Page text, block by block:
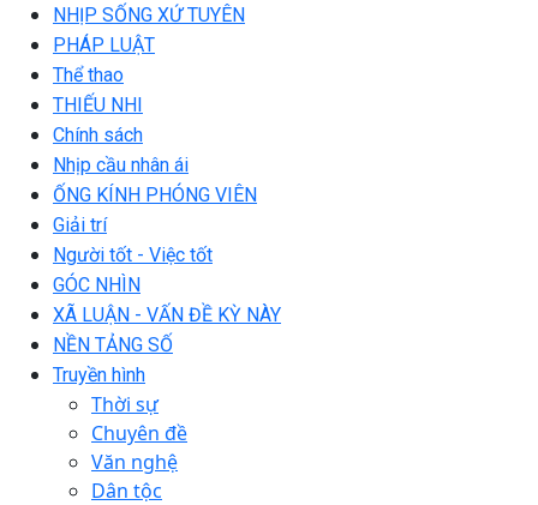
NHỊP SỐNG XỨ TUYÊN
PHÁP LUẬT
Thể thao
THIẾU NHI
Chính sách
Nhịp cầu nhân ái
ỐNG KÍNH PHÓNG VIÊN
Giải trí
Người tốt - Việc tốt
GÓC NHÌN
XÃ LUẬN - VẤN ĐỀ KỲ NÀY
NỀN TẢNG SỐ
Truyền hình
Thời sự
Chuyên đề
Văn nghệ
Dân tộc